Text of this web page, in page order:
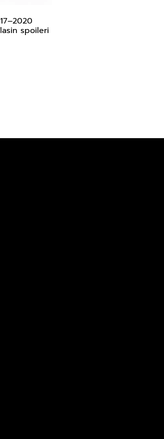
spoileri